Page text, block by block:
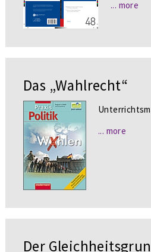
... more
Das „Wahlrecht“
... more
Der